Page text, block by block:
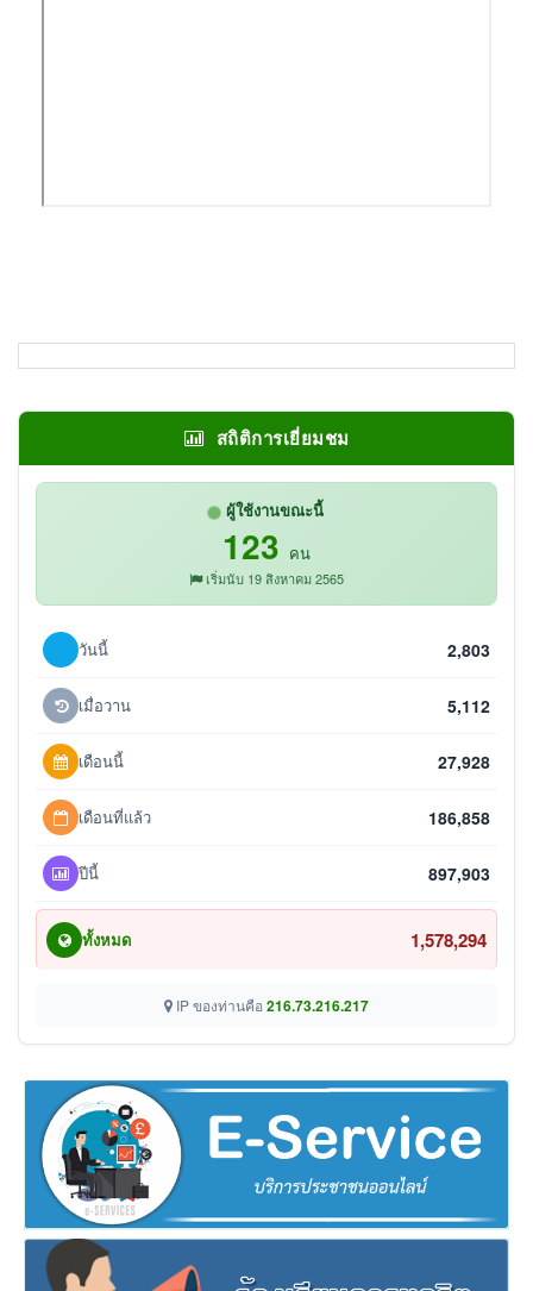
สถิติการเยี่ยมชม
ผู้ใช้งานขณะนี้
123 คน
เริ่มนับ 19 สิงหาคม 2565
วันนี้ 2,803
เมื่อวาน 5,112
เดือนนี้ 27,928
เดือนที่แล้ว 186,858
ปีนี้ 897,903
ทั้งหมด 1,578,294
IP ของท่านคือ 216.73.216.217